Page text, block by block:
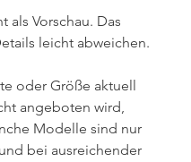
als Vorschau. Das
leicht abweichen.
oder Größe aktuell
angeboten wird,
Modelle sind nur
bei ausreichender